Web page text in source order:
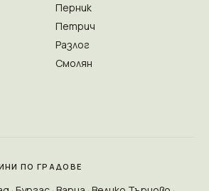
Перник
Петрич
Разлог
Смолян
ПО ГРАДОВЕ